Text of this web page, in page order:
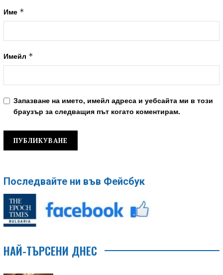
Име *
Имейл *
Запазване на името, имейл адреса и уебсайта ми в този
браузър за следващия път когато коментирам.
Последвайте ни във Фейсбук
НАЙ-ТЪРСЕНИ ДНЕС